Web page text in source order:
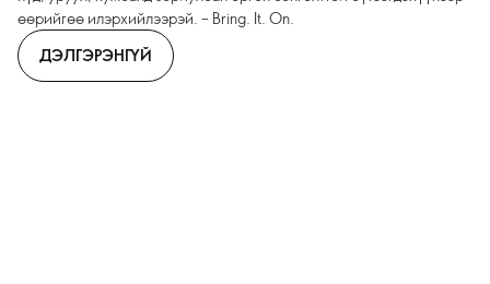
өөрийгөө илэрхийлээрэй. – Bring. It. On.
ДЭЛГЭРЭНГҮЙ